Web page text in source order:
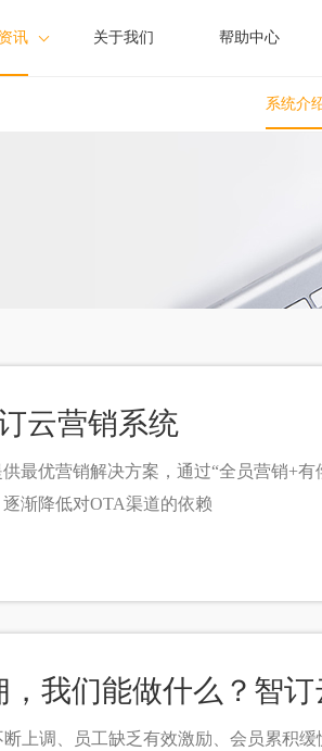
资讯 关于我们 帮助中心
系统介
云营销系统
最优营销解决方案，通过“全员营销+
渐降低对OTA渠道的依赖
，我们能做什么？智
上调、员工缺乏有效激励、会员累积